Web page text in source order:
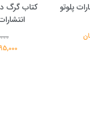
پلوتو
کتاب گرگ
195,000